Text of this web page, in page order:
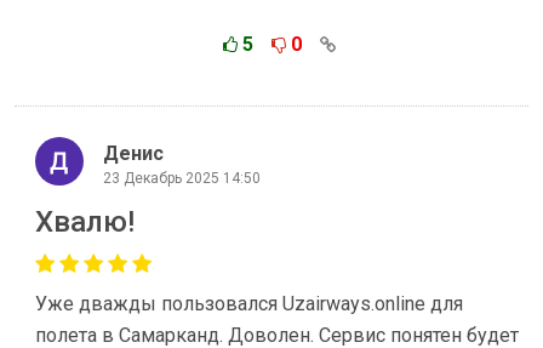
5 0
Денис
23 Декабрь 2025 14:50
Хвалю!
Уже дважды пользовался Uzairways.online для
полета в Самарканд. Доволен. Сервис понятен будет